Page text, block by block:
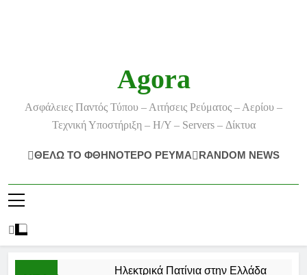
Agora
Ασφάλειες Παντός Τύπου – Αιτήσεις Ρεύματος – Αερίου –
Τεχνική Υποστήριξη – Η/Υ – Servers – Δίκτυα
ΘΕΛΩ ΤΟ ΦΘΗΝΟΤΕΡΟ ΡΕΥΜΑ RANDOM NEWS
Ηλεκτρικά Πατίνια στην Ελλάδα